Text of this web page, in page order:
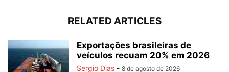
RELATED ARTICLES
Exportações brasileiras de
veículos recuam 20% em 2026
Sergio Dias - 8 de agosto de 2026